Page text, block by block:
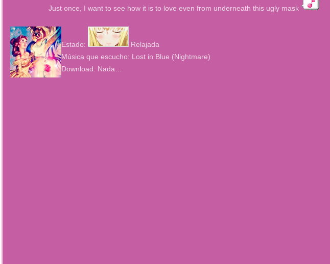
Just once, I want to see how it is to love even from underneath this ugly mask
Estado:
Relajada
Música que escucho: Lost in Blue (Nightmare)
Download: Nada…